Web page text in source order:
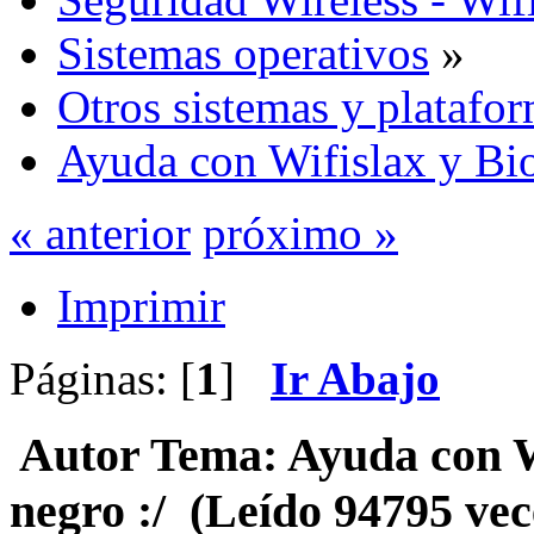
Sistemas operativos »
Otros sistemas y
Ayuda con Wifislax y
« anterior próximo »
Imprimir
Páginas: [1] Ir Abajo
Autor Tema: Ayuda con
negro :/ (Leído 94795